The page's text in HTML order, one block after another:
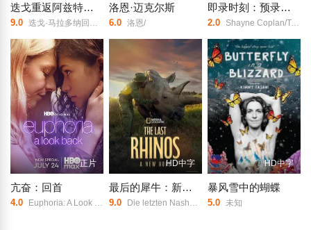
迭戈重返阿兹特克之日
9.0 迭戈·马拉多纳回到阿兹特克体育场的那天/El día que Diego regresó al Azteca/
洛恩·迈克尔斯
6.0 洛恩/
即录时刻：预录游戏
2.0 Shayne Coplan/Tarek Mansour/
正片
亢奋：回首
4.0 Euphoria: A Look Back/
HD中字
最后的犀牛：新希望
9.0 Die letzten Nashörner: Eine neue Hoffnung/エクスプローラー：がんばれ！シロサイの赤ちゃん/
HD中字
暴风雪中的蝴蝶
5.0 未知